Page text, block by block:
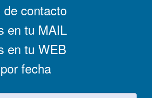
de contacto
en tu MAIL
en tu WEB
fecha